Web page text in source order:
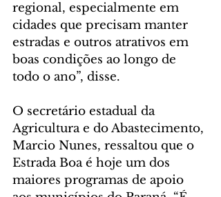
regional, especialmente em
cidades que precisam manter
estradas e outros atrativos em
boas condições ao longo de
todo o ano”, disse.
O secretário estadual da
Agricultura e do Abastecimento,
Marcio Nunes, ressaltou que o
Estrada Boa é hoje um dos
maiores programas de apoio